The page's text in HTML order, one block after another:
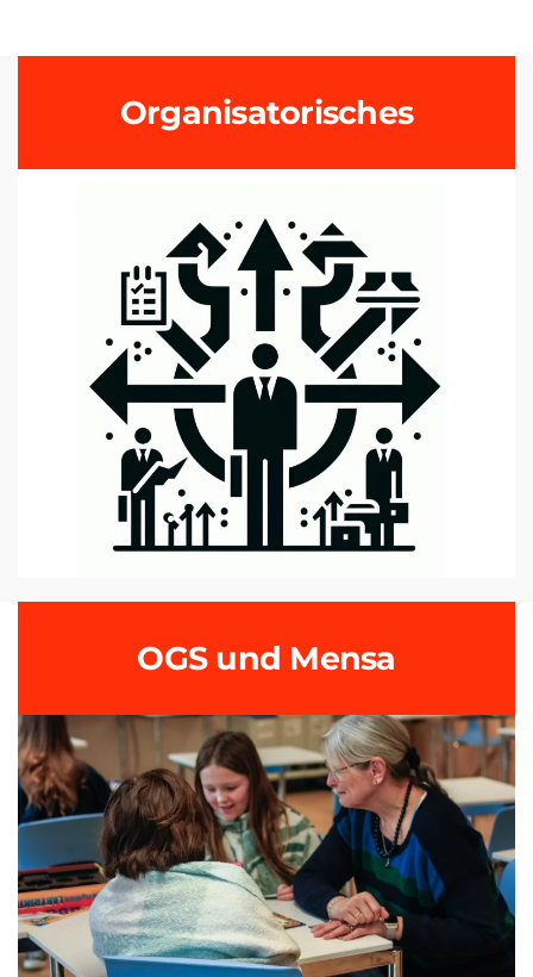
Organisatorisches
OGS und Mensa